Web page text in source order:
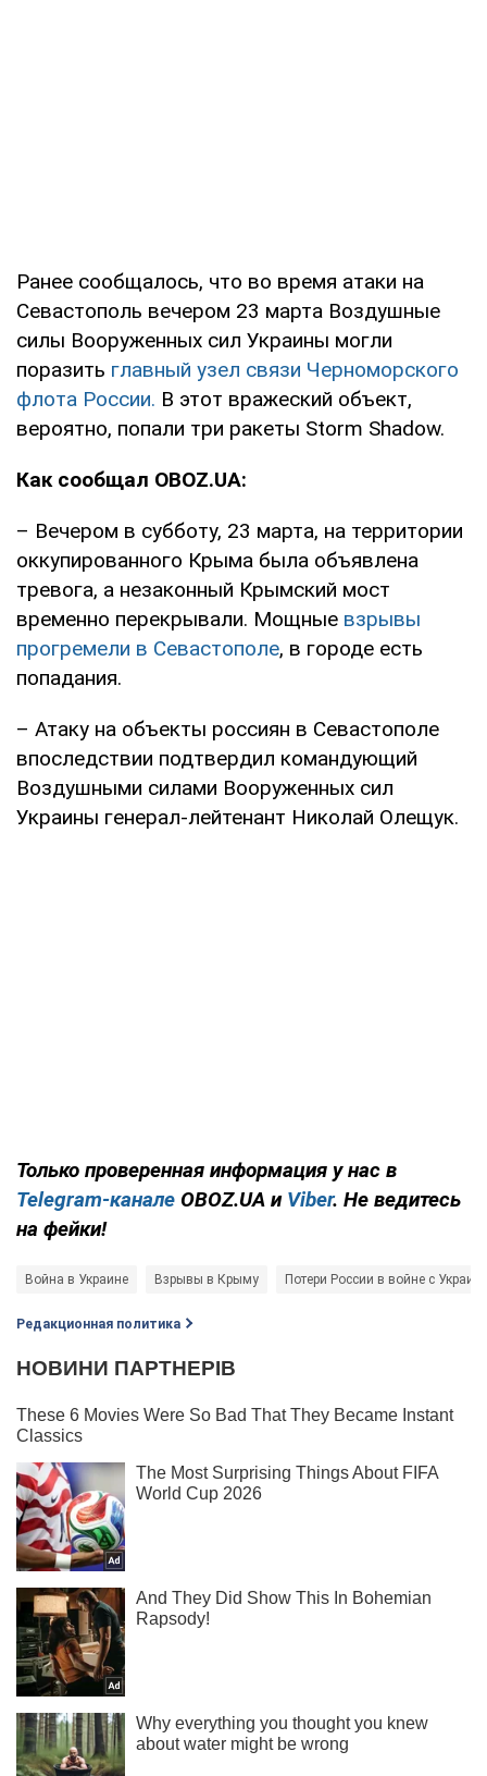
Ранее сообщалось, что во время атаки на
Севастополь вечером 23 марта Воздушные
силы Вооруженных сил Украины могли
поразить главный узел связи Черноморского
флота России. В этот вражеский объект,
вероятно, попали три ракеты Storm Shadow.
Как сообщал OBOZ.UA:
– Вечером в субботу, 23 марта, на территории
оккупированного Крыма была объявлена
тревога, а незаконный Крымский мост
временно перекрывали. Мощные взрывы
прогремели в Севастополе, в городе есть
попадания.
– Атаку на объекты россиян в Севастополе
впоследствии подтвердил командующий
Воздушными силами Вооруженных сил
Украины генерал-лейтенант Николай Олещук.
Только проверенная информация у нас в
Telegram-канале OBOZ.UA и Viber. Не ведитесь
на фейки!
Война в Украине Взрывы в Крыму Потери России в войне с
Редакционная политика